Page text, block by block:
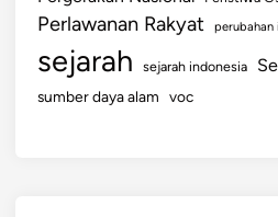
Perlawanan Rakyat perubahan
sejarah sejarah indonesia
sumber daya alam voc